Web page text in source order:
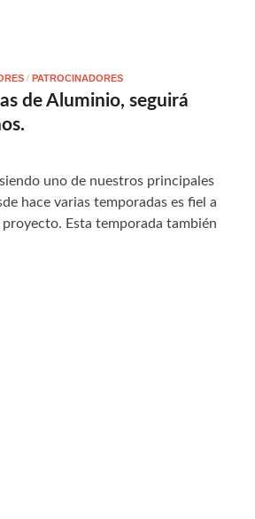
/ PATROCINADORES
de Aluminio, seguirá
uno de nuestros principales
hace varias temporadas es fiel a
Esta temporada también